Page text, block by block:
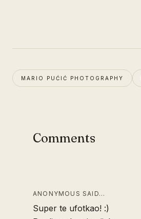
MARIO PUĆIĆ PHOTOGRAPHY
Comments
ANONYMOUS SAID…
Super te ufotkao! :)